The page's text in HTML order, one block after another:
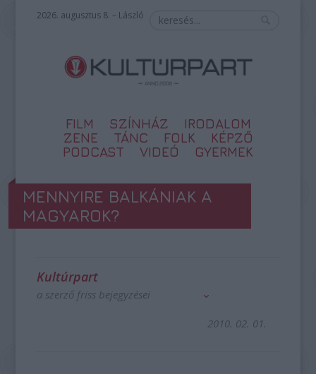
2026. augusztus 8. – László
FILM SZÍNHÁZ
IRODALOM
ZENE
TÁNC FOLK
KÉPZŐ
PODCAST
VIDEÓ GYERMEK
MENNYIRE BALKÁNIAK A
MAGYAROK?
Kultúrpart
a szerző friss bejegyzései
2010. 02. 01.